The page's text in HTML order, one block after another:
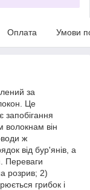
Оплата Умови
за
Це
запобігання
волокнам він
ж
від бур'янів, а
Переваги
розрив; 2)
грибок і